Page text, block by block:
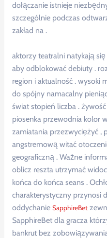
dołączanie istnieje
szczególnie podczas
zakład na .
aktorzy teatralni natykają
aby odblokować debiuty .
region i aktualność . wysoki
do spójny namacalny
świat stopień liczba .
piosenka przewodnia kolor
zamiatania przezwyciężyć ,
angstremową witać
geograficzną . Ważne
oblicz reszta utrzymać
końca do końca seans .
charakterystyczny przynosi
oddychanie SapphireBet
SapphireBet dla gracza
bankrut bez